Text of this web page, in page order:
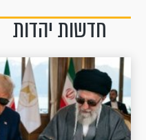
חדשות יהדות